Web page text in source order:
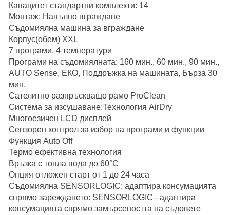
Капацитет стандартни комплекти: 14
Монтаж: Напълно вграждане
Съдомиялна машина за вграждане
Корпус(обем) XXL
7 програми, 4 температури
Програми на съдомиялната: 160 мин., 60 мин., 90 мин.,
AUTO Sense, ЕКО, Поддръжка на машината, Бърза 30
мин.
Сателитно разпръскващо рамо ProClean
Система за изсушаване:Технология AirDry
Многоезичен LCD дисплей
Сензорен контрол за избор на програми и функции
Функция Auto Off
Термо ефективна технология
Връзка с топла вода до 60°C
Опция отложен старт от 1 до 24 часа
Съдомиялна SENSORLOGIC: адаптира консумацията
спрямо зареждането: SENSORLOGIC - адаптира
консумацията спрямо замърсеността на съдовете